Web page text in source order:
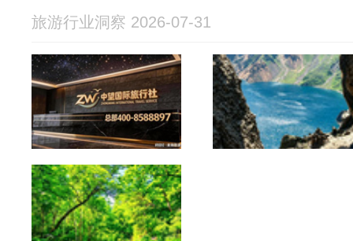
旅游行业洞察 2026-07-31